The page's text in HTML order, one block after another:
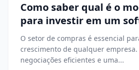
Como saber qual é o
para investir em um
compras?
O setor de compras é essencial
crescimento de qualquer empresa.
negociações eficientes e uma...